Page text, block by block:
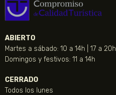
ABIERTO
Martes a sábado: 10 a 14h | 17 a 20h
Domingos y festivos: 11 a 14h
CERRADO
Todos los lunes